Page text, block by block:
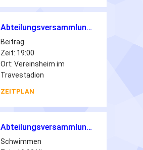
Abteilungsversammlung Schwimmen 2026
Beitrag
Zeit: 19:00
Ort: Vereinsheim im
Travestadion
ZEITPLAN
Abteilungsversammlung | 05.03.2026 | 19:00 Uhr
Schwimmen